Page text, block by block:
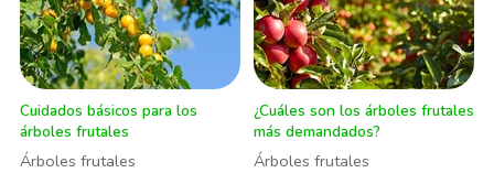
Cuidados básicos para los
árboles frutales
Árboles frutales
¿Cuáles son los árboles frutales
más demandados?
Árboles frutales